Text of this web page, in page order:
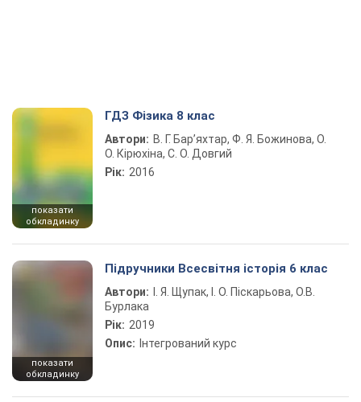
показати
обкладинку
ГДЗ Фізика 8 клас
Автори: В. Г. Бар’яхтар, Ф. Я. Божинова, О.
О. Кірюхіна, С. О. Довгий
Рік: 2016
показати
обкладинку
Підручники Всесвітня історія 6 клас
Автори:
І. Я. Щупак, І. О. Піскарьова, О.В.
Бурлака
Рік: 2019
Опис: Інтегрований курс